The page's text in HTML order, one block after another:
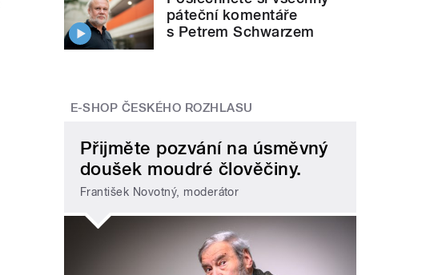
páteční komentáře
s Petrem Schwarzem
E-SHOP ČESKÉHO ROZHLASU
Přijměte pozvání na úsměvný
doušek moudré člověčiny.
František Novotný, moderátor